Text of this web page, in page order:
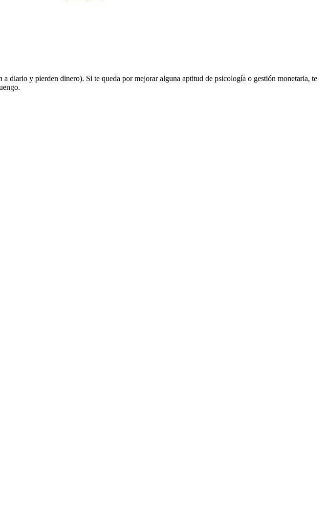
diario y pierden dinero). Si te queda por mejorar alguna aptitud de psicología o gestión monetaria, te